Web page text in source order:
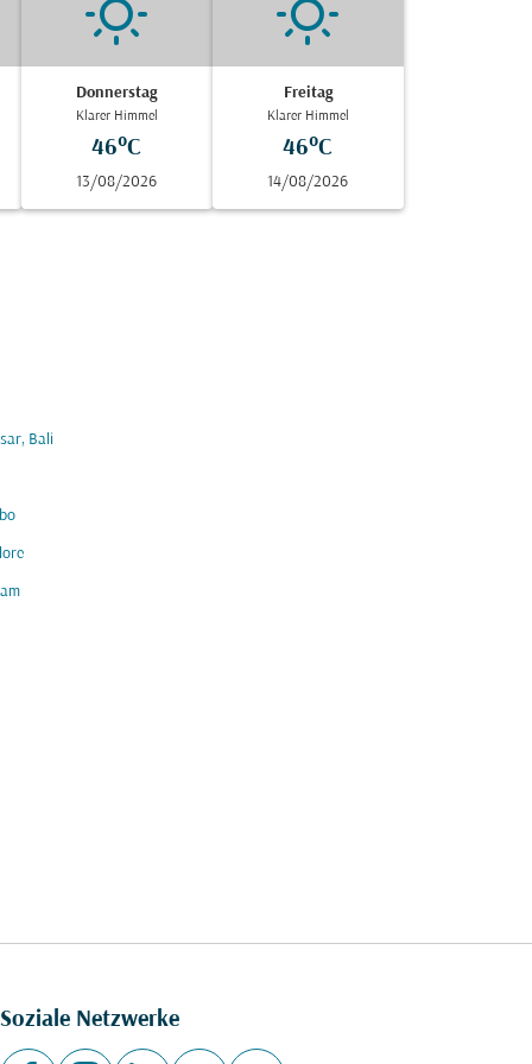
Donnerstag
Klarer Himmel
46°C
13/08/2026
Freitag
Klarer Himmel
46°C
14/08/2026
Bali
Soziale Netzwerke